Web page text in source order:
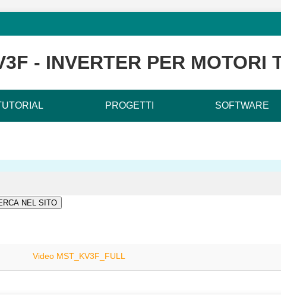
- INVERTER PER MOTORI
PROGETTI SOFTWARE
Video MST_KV3F_FULL